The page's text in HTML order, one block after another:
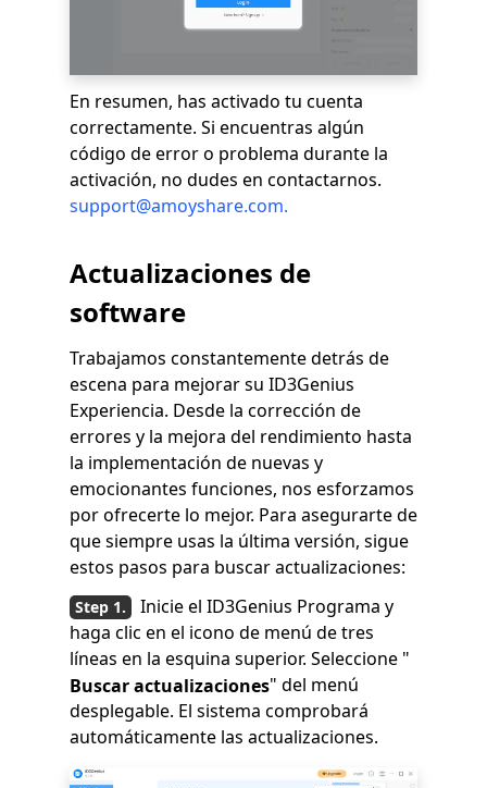
En resumen, has activado tu cuenta
correctamente. Si encuentras algún
código de error o problema durante la
activación, no dudes en contactarnos.
support@amoyshare.com.
Actualizaciones de
software
Trabajamos constantemente detrás de
escena para mejorar su ID3Genius
Experiencia. Desde la corrección de
errores y la mejora del rendimiento hasta
la implementación de nuevas y
emocionantes funciones, nos esforzamos
por ofrecerte lo mejor. Para asegurarte de
que siempre usas la última versión, sigue
estos pasos para buscar actualizaciones:
Inicie el ID3Genius Programa y
haga clic en el icono de menú de tres
líneas en la esquina superior. Seleccione "
Buscar actualizaciones" del menú
desplegable. El sistema comprobará
automáticamente las actualizaciones.